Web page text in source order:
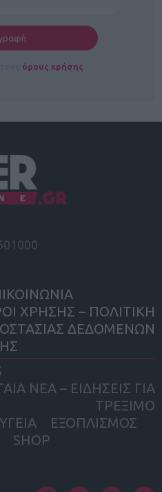
όρους χρήσης
ΧΡΗΣΗΣ – ΠΟΛΙΤΙΚΗ
ΔΕΔΟΜΕΝΩΝ
ΝΕΑ – ΕΙΔΗΣΕΙΣ ΓΙΑ
ΤΡΕΞΙΜΟ
ΥΓΕΙΑ
ΕΞΟΠΛΙΣΜΟΣ
SHOP